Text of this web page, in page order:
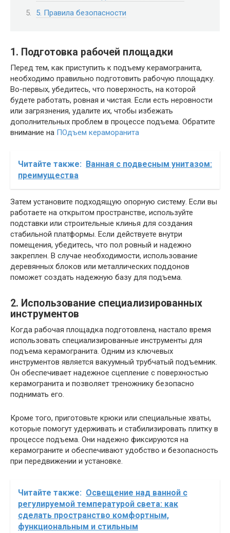
5. Правила безопасности
1. Подготовка рабочей площадки
Перед тем, как приступить к подъему керамогранита,
необходимо правильно подготовить рабочую площадку.
Во-первых, убедитесь, что поверхность, на которой
будете работать, ровная и чистая. Если есть неровности
или загрязнения, удалите их, чтобы избежать
дополнительных проблем в процессе подъема. Обратите
внимание на ПОдъем кераморанита
Читайте также: Ванная с подвесным унитазом:
преимущества
Затем установите подходящую опорную систему. Если вы
работаете на открытом пространстве, используйте
подставки или строительные клинья для создания
стабильной платформы. Если действуете внутри
помещения, убедитесь, что пол ровный и надежно
закреплен. В случае необходимости, использование
деревянных блоков или металлических поддонов
поможет создать надежную базу для подъема.
2. Использование специализированных
инструментов
Когда рабочая площадка подготовлена, настало время
использовать специализированные инструменты для
подъема керамогранита. Одним из ключевых
инструментов является вакуумный трубчатый подъемник.
Он обеспечивает надежное сцепление с поверхностью
керамогранита и позволяет треножнику безопасно
поднимать его.
Кроме того, приготовьте крюки или специальные хваты,
которые помогут удерживать и стабилизировать плитку в
процессе подъема. Они надежно фиксируются на
керамограните и обеспечивают удобство и безопасность
при передвижении и установке.
Читайте также: Освещение над ванной с
регулируемой температурой света: как
сделать пространство комфортным,
функциональным и стильным